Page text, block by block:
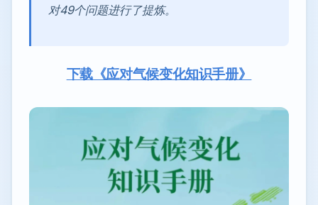
对49个问题进行了提炼。
下载《应对气候变化知识手册》